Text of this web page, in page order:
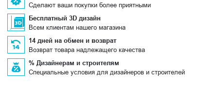
Сделают ваши покупки более приятными
Бесплатный 3D дизайн
Всем клиентам нашего магазина
14 дней на обмен и возврат
Возврат товара надлежащего качества
% Дизайнерам и строителям
Специальные условия для дизайнеров и строителей